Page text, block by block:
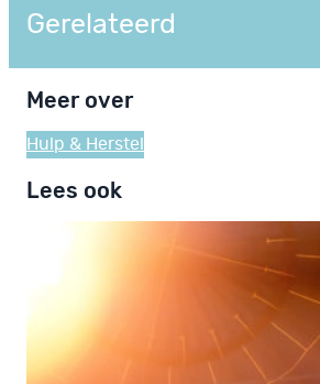
Gerelateerd
Meer over
Hulp & Herstel
Lees ook